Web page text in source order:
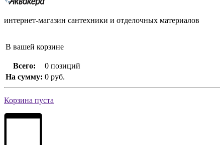
интернет-магазин сантехники и отделочных материалов
В вашей корзине
Всего:
0 позиций
На сумму: 0 руб.
Корзина пуста